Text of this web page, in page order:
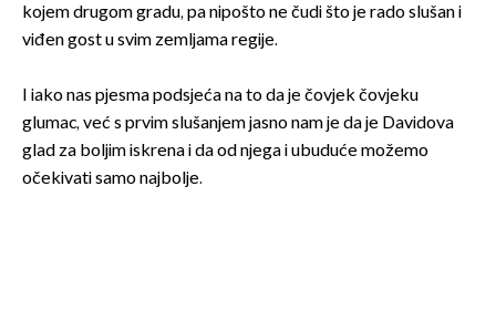
kojem drugom gradu, pa nipošto ne čudi što je rado slušan i
viđen gost u svim zemljama regije.
I iako nas pjesma podsjeća na to da je čovjek čovjeku
glumac, već s prvim slušanjem jasno nam je da je Davidova
glad za boljim iskrena i da od njega i ubuduće možemo
očekivati samo najbolje.